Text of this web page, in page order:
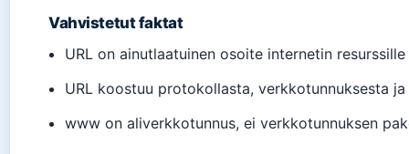
Vahvistetut faktat
URL on ainutlaatuinen osoite internetin
URL koostuu protokollasta, verkkotunnuksesta
www on aliverkkotunnus, ei verkkotunnuksen